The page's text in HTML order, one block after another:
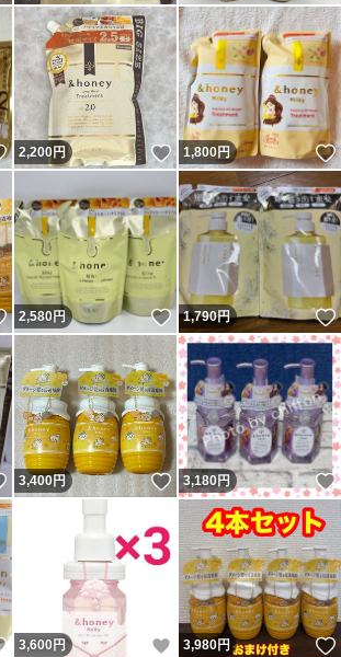
いいね！
2,200円 いいね！
1,800円
いいね！
2,580円 いいね！
1,790円
いいね！
3,400円 いいね！
3,180 円
いいね！
3,600 円 いいね！
3,980円